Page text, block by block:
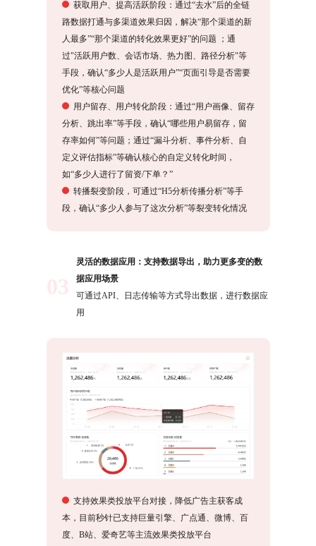
获取用户、提高活跃阶段：通过“去水”后的全链
路数据打通与多渠道效果归因，解决“那个渠道的新
人最多”“那个渠道的转化效果更好”的问题 ；通
过"活跃用户数、会话市场、热力图、路径分析"等
手段，确认“多少人是活跃用户”“页面引导是否需要
优化”等核心问题
用户留存、用户转化阶段：通过“用户画像、留存
分析、跳出率”等手段，确认“哪些用户易留存，留
存率如何”等问题；通过“漏斗分析、事件分析、自
定义评估指标”等确认核心的自定义转化时间，
如“多少人进行了留资/下单？”
转播裂变阶段，可通过“H5分析传播分析”等手
段，确认“多少人参与了这次分析”等裂变转化情况
灵活的数据应用：支持数据导出，助力更多变的数
据应用场景
可通过API、日志传输等方式导出数据，进行数据应
用
支持效果类投放平台对接，降低广告主获客成
本，目前秒针已支持巨量引擎、广点通、微博、百
度、B站、爱奇艺等主流效果类投放平台